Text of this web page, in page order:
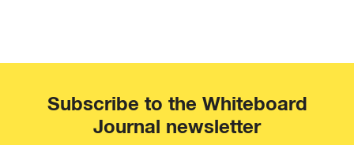
Subscribe to the Whiteboard
Journal newsletter